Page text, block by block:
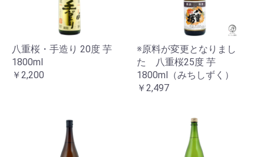
八重桜・手造り 20度 芋
1800ml
￥2,200
※原料が変更となりまし
た 八重桜25度 芋
1800ml（みちしずく）
￥2,497